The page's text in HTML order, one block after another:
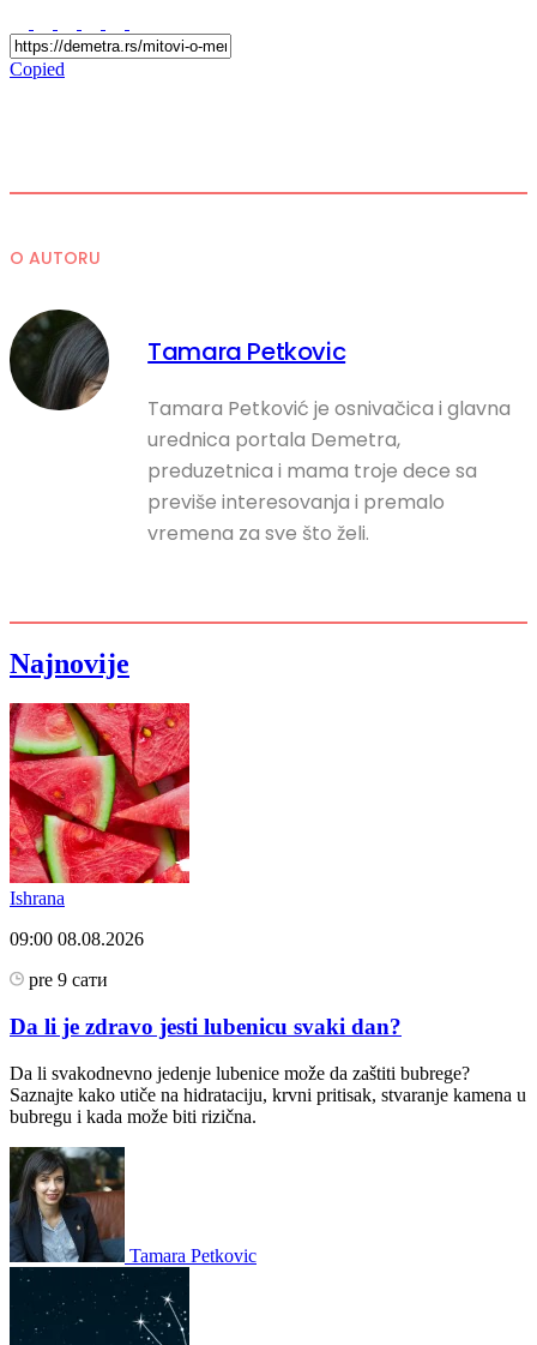
Copied
O AUTORU
Tamara Petkovic
Tamara Petković je osnivačica i glavna
urednica portala Demetra,
preduzetnica i mama troje dece sa
previše interesovanja i premalo
vremena za sve što želi.
Najnovije
Ishrana
09:00 08.08.2026
pre 9 сати
Da li je zdravo jesti lubenicu svaki dan?
Da li svakodnevno jedenje lubenice može da zaštiti bubrege?
Saznajte kako utiče na hidrataciju, krvni pritisak, stvaranje kamena u
bubregu i kada može biti rizična.
Tamara Petkovic